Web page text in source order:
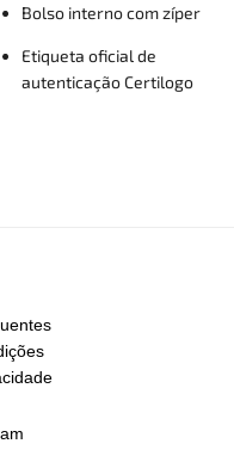
Bolso interno com zíper
Etiqueta oficial de
autenticação Certilogo